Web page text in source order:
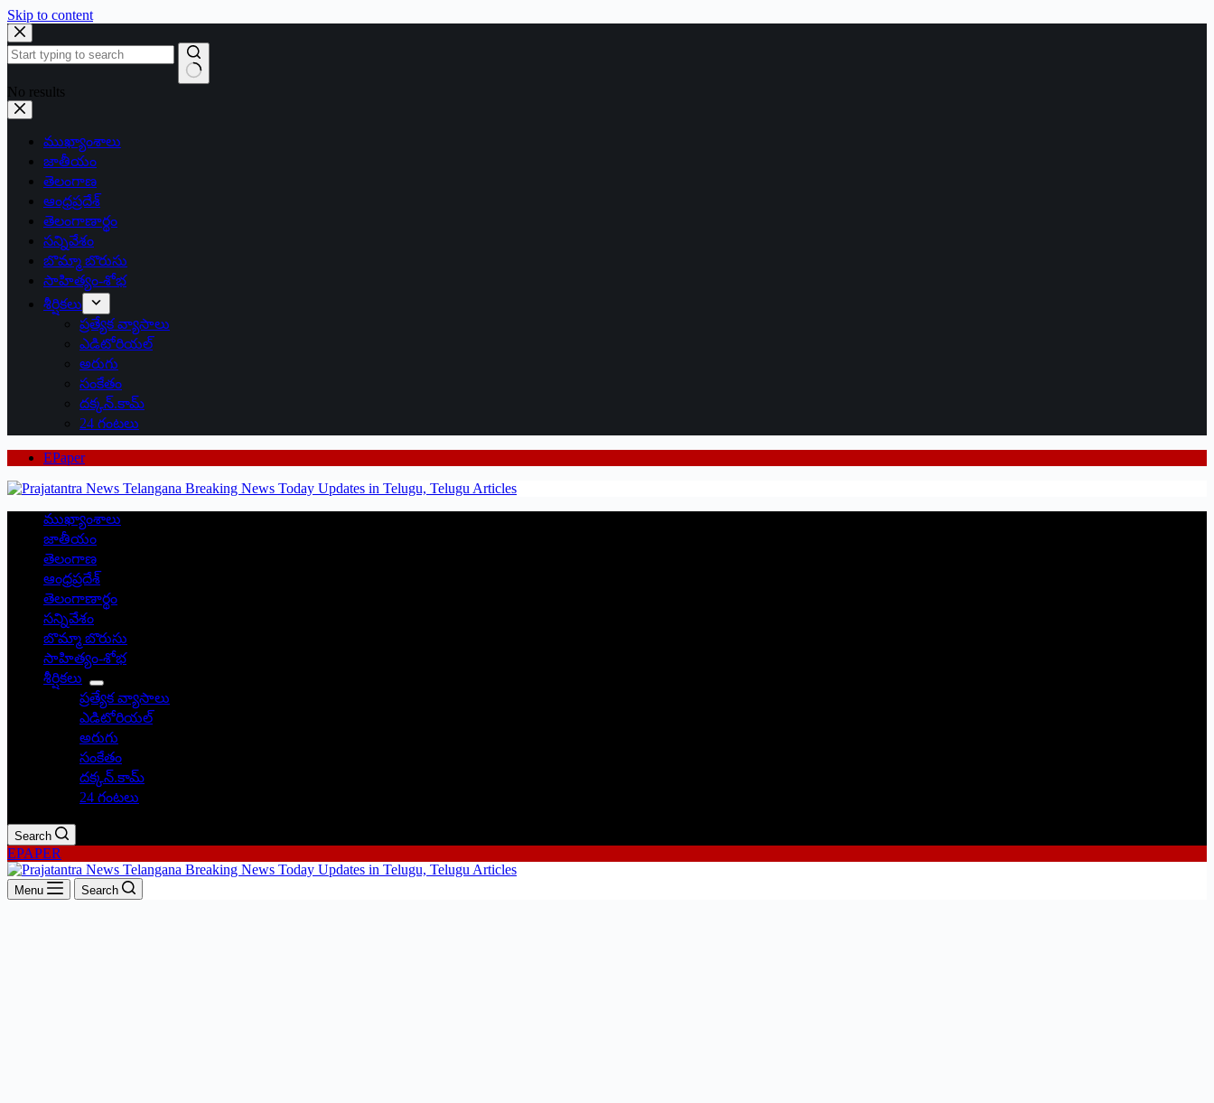
Skip to content
No results
ముఖ్యాంశాలు
జాతీయం
తెలంగాణ
ఆంధ్రప్రదేశ్
తెలంగాణార్థం
సన్నివేశం
బొమ్మా బొరుసు
సాహిత్యం-శోభ
శీర్షికలు
ప్రత్యేక వ్యాసాలు
ఎడిటోరియల్
అరుగు
సంకేతం
దక్కన్.కామ్
24 గంటలు
EPaper
ముఖ్యాంశాలు
జాతీయం
తెలంగాణ
ఆంధ్రప్రదేశ్
తెలంగాణార్థం
సన్నివేశం
బొమ్మా బొరుసు
సాహిత్యం-శోభ
శీర్షికలు
ప్రత్యేక వ్యాసాలు
ఎడిటోరియల్
అరుగు
సంకేతం
దక్కన్.కామ్
24 గంటలు
Search
EPAPER
Menu Search